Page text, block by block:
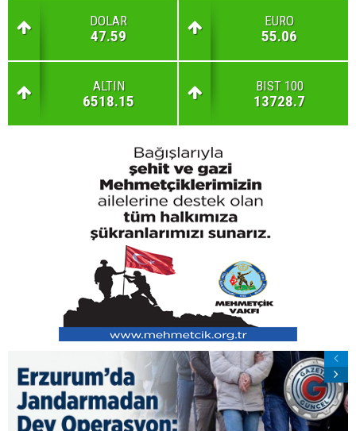
DOLAR
47.59
EURO
55.06
ALTIN
6518.15
BIST 100
13728.7